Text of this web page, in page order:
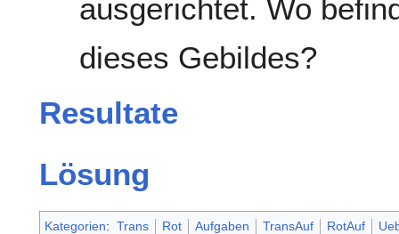
ausgerichtet. Wo
dieses Gebildes?
Resultate
Lösung
Kategorien: Trans Rot Aufgaben TransAuf RotAuf